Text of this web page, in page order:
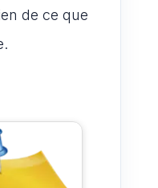
de ce que